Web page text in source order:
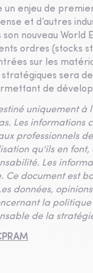
un enjeu de
et d’autres
son nouveau
ordres (stocks
sur les
sera
de
uniquement
Les informations
professionnels
qu'ils en
Les
Ce document est
données,
la
de la